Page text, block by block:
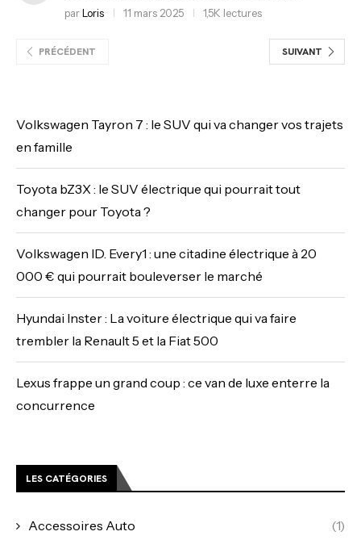
parLoris 11 mars 2025 1,5K lectures
PRÉCÉDENT SUIVANT
Volkswagen Tayron 7 : le SUV qui va changer vos trajets
en famille
Toyota bZ3X : le SUV électrique qui pourrait tout
changer pour Toyota ?
Volkswagen ID. Every1 : une citadine électrique à 20
000 € qui pourrait bouleverser le marché
Hyundai Inster : La voiture électrique qui va faire
trembler la Renault 5 et la Fiat 500
Lexus frappe un grand coup : ce van de luxe enterre la
concurrence
LES CATÉGORIES
Accessoires Auto (1)